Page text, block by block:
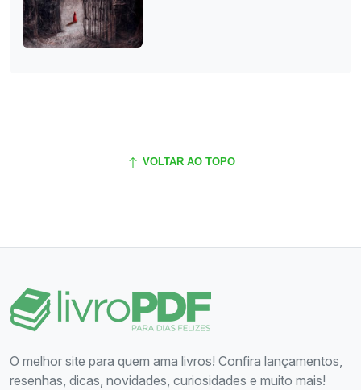
VOLTAR AO TOPO
O melhor site para quem ama livros! Confira lançamentos,
resenhas, dicas, novidades, curiosidades e muito mais!